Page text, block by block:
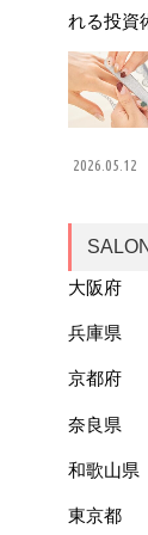
れる投資
2026.05.12
大阪府
兵庫県
京都府
奈良県
和歌山県
東京都